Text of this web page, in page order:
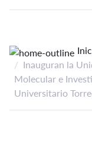
Inauguran la
Molecular e
Universitario